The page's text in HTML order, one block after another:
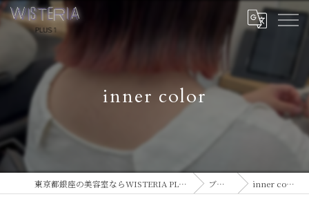
inner color
東京都銀座の美容室ならWISTERIA PLUS 1 ブログ inner color